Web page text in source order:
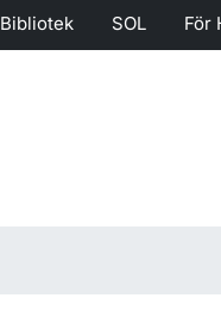
Bibliotek SOL För